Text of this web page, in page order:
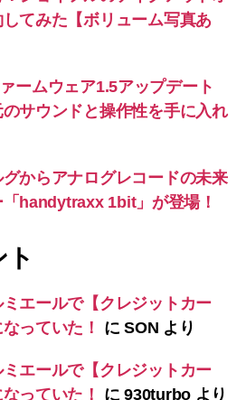
てみた【ボリューム写真あ
ームウェア1.5アップデート
サウンドと操作性を手に入れ
からアナログレコードの未来
handytraxx 1bit」が登場！
ミエールで【クレジットカー
っていた！
にSON より
ミエールで【クレジットカー
っていた！
に930turbo より